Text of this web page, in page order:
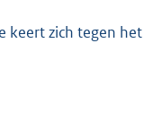
K keert zich tegen het